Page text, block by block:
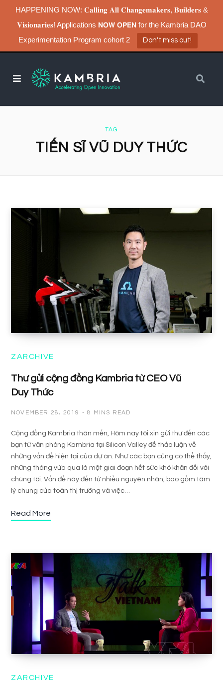
HAPPENING NOW: 𝐂𝐚𝐥𝐥𝐢𝐧𝐠 𝐀𝐥𝐥 𝐂𝐡𝐚𝐧𝐠𝐞𝐦𝐚𝐤𝐞𝐫𝐬, 𝐁𝐮𝐢𝐥𝐝𝐞𝐫𝐬 &
𝐕𝐢𝐬𝐢𝐨𝐧𝐚𝐫𝐢𝐞𝐬! Applications 𝗡𝗢𝗪 𝗢𝗣𝗘𝗡 for the Kambria DAO
Experimentation Program cohort 2
Don't miss out!
TAG
TIẾN SĨ VŨ DUY THỨC
ZARCHIVE
Thư gửi cộng đồng Kambria từ CEO Vũ
Duy Thức
NOVEMBER 28, 2019 8 MINS READ
Cộng đồng Kambria thân mến, Hôm nay tôi xin gửi thư đến các
bạn từ văn phòng Kambria tại Silicon Valley để thảo luận về
những vấn đề hiện tại của dự án. Như các bạn cũng có thể thấy,
những tháng vừa qua là một giai đoạn hết sức khó khăn đối với
chúng tôi. Vấn đề này đến từ nhiều nguyên nhân, bao gồm tâm
lý chung của toàn thị trường và việc…
Read More
ZARCHIVE